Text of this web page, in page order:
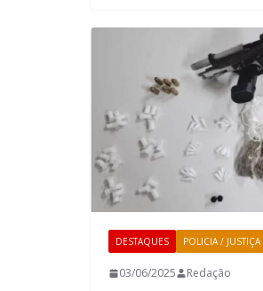
DESTAQUES POLICIA / JUSTIÇA
03/06/2025 Redação